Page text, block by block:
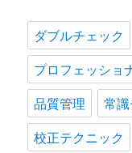
ダブルチェック
プロフェッショ
品質管理
常
校正テクニック